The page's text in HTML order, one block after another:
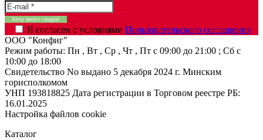
Я согласен с условиями Пользовательского соглашения
ООО "Конфиг"
Режим работы: Пн , Вт , Ср , Чт , Пт c 09:00 до 21:00 ; Сб c
10:00 до 18:00
Свидетельство No выдано 5 декабря 2024 г. Минским
горисполкомом
УНП 193818825 Дата регистрации в Торговом реестре РБ:
16.01.2025
Настройка файлов cookie
Каталог